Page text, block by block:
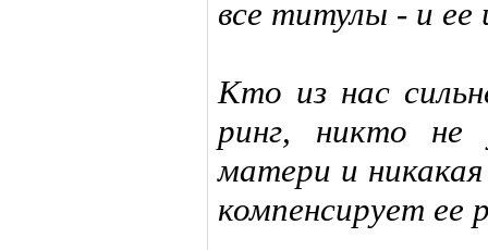
все титулы - и ее
Кто из нас
ринг, никто не
матери и
компенсирует ее